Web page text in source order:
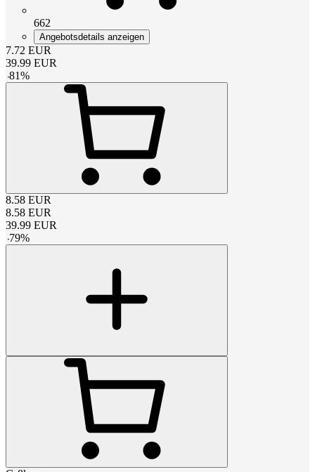
662
Angebotsdetails anzeigen
7.72 EUR
39.99 EUR
-81%
8.58 EUR
8.58 EUR
39.99 EUR
-79%